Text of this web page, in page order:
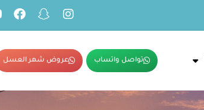
تواصل واتساب عروض شهر العسل